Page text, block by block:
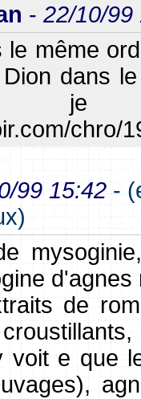
- 22/10/99
le même
dans
chro/
99 15:42 -
de
voit e que